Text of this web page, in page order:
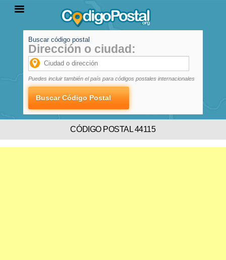
PROVINCIAS
LOCALIDADES
Buscar código postal
Dirección o ciudad:
Puedes incluir también el país para códigos postales internacionales
CÓDIGO POSTAL 44115